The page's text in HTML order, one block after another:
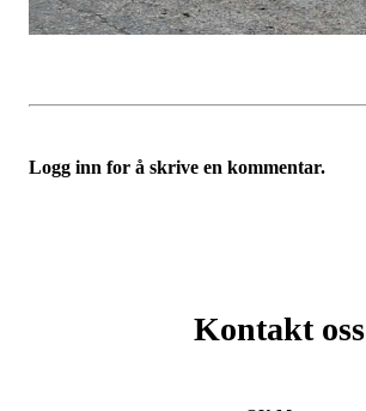
Logg inn for å skrive en kommentar.
Kontakt oss